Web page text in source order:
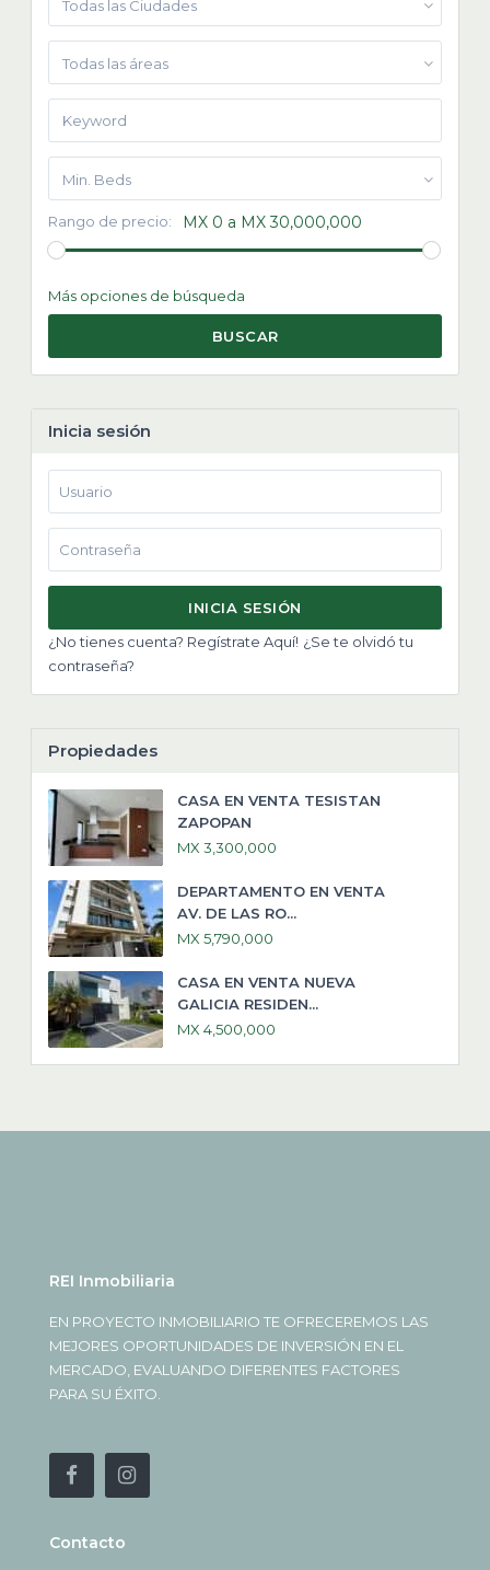
Todas las Ciudades
Todas las áreas
Min. Beds
Rango de precio: MX 0 a MX 30,000,000
Más opciones de búsqueda
BUSCAR
Inicia sesión
INICIA SESIÓN
¿No tienes cuenta? Regístrate Aquí! ¿Se te olvidó tu
contraseña?
Propiedades
CASA EN VENTA TESISTAN
ZAPOPAN
MX 3,300,000
DEPARTAMENTO EN VENTA
AV. DE LAS RO...
MX 5,790,000
CASA EN VENTA NUEVA
GALICIA RESIDEN...
MX 4,500,000
REI Inmobiliaria
EN PROYECTO INMOBILIARIO TE OFRECEREMOS LAS
MEJORES OPORTUNIDADES DE INVERSIÓN EN EL
MERCADO, EVALUANDO DIFERENTES FACTORES
PARA SU ÉXITO.
Contacto